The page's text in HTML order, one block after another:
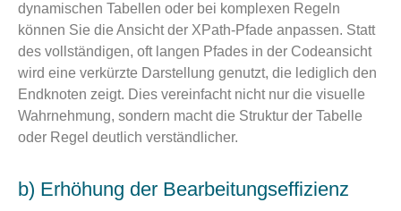
dynamischen Tabellen oder bei komplexen Regeln
können Sie die Ansicht der XPath-Pfade anpassen. Statt
des vollständigen, oft langen Pfades in der Codeansicht
wird eine verkürzte Darstellung genutzt, die lediglich den
Endknoten zeigt. Dies vereinfacht nicht nur die visuelle
Wahrnehmung, sondern macht die Struktur der Tabelle
oder Regel deutlich verständlicher.
b) Erhöhung der Bearbeitungseffizienz